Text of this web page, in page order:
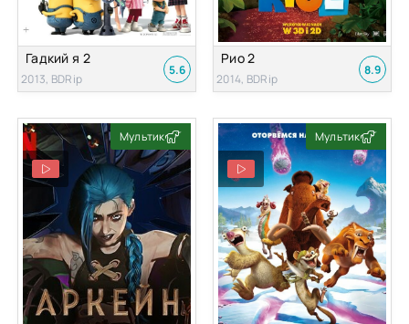
Гадкий я 2
2013, BDRip
5.6
Рио 2
2014, BDRip
8.9
Мультик Мультик